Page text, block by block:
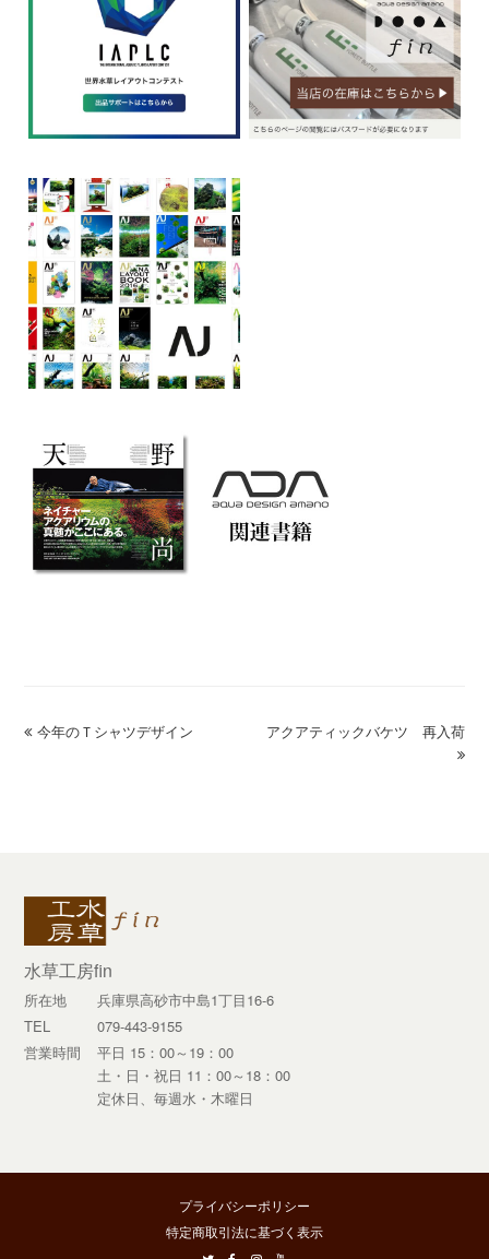
previous
今年のＴシャツデザイン
next
アクアティックバケツ 再入荷
水草工房fin
所在地
兵庫県高砂市中島1丁目16-6
TEL
079-443-9155
営業時間
平日 15：00～19：00
土・日・祝日 11：00～18：00
定休日、毎週水・木曜日
プライバシーポリシー
特定商取引法に基づく表示